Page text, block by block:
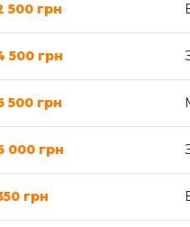
500 грн
500 грн
500 грн
000 грн
грн